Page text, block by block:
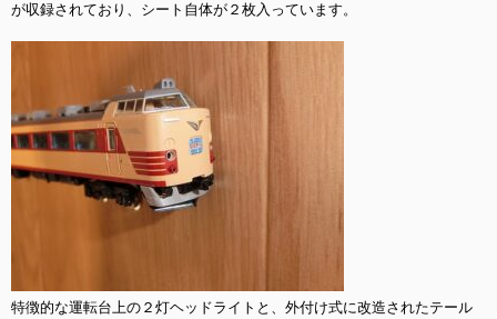
が収録されており、シート自体が２枚入っています。
特徴的な運転台上の２灯ヘッドライトと、外付け式に改造されたテール